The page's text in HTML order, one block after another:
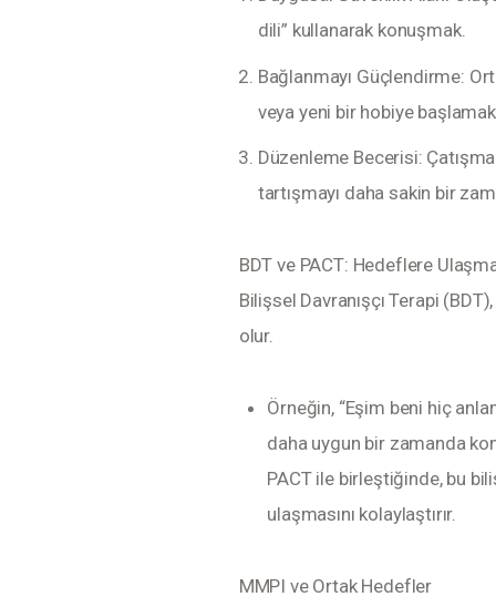
dili” kullanarak konuşmak.
Bağlanmayı Güçlendirme:
veya yeni bir hobiye
Düzenleme Becerisi:
tartışmayı daha sakin bir
BDT ve PACT: Hedeflere
Bilişsel Davranışçı Terapi
olur.
Örneğin, “Eşim beni hiç
daha uygun bir zamanda
PACT ile birleştiğinde, bu
ulaşmasını kolaylaştırır.
MMPI ve Ortak Hedefler